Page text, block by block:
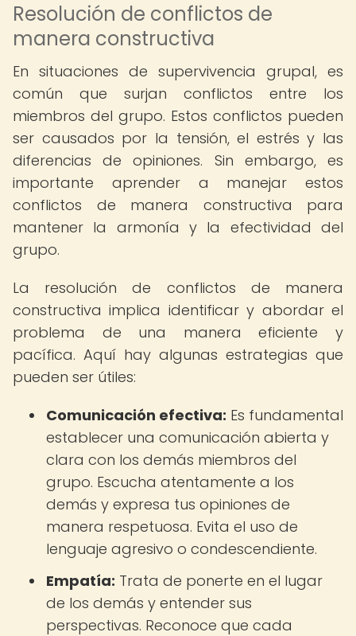
Resolución de conflictos de
manera constructiva
En situaciones de supervivencia grupal, es
común que surjan conflictos entre los
miembros del grupo. Estos conflictos pueden
ser causados por la tensión, el estrés y las
diferencias de opiniones. Sin embargo, es
importante aprender a manejar estos
conflictos de manera constructiva para
mantener la armonía y la efectividad del
grupo.
La resolución de conflictos de manera
constructiva implica identificar y abordar el
problema de una manera eficiente y
pacífica. Aquí hay algunas estrategias que
pueden ser útiles:
Comunicación efectiva: Es fundamental
establecer una comunicación abierta y
clara con los demás miembros del
grupo. Escucha atentamente a los
demás y expresa tus opiniones de
manera respetuosa. Evita el uso de
lenguaje agresivo o condescendiente.
Empatía: Trata de ponerte en el lugar
de los demás y entender sus
perspectivas. Reconoce que cada